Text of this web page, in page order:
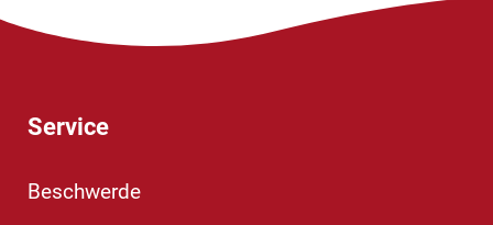
Service
Beschwerde